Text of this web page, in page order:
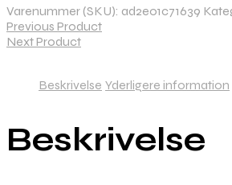
Varenummer (SKU): ad2e01c71639
Previous Product
Next Product
Beskrivelse Yderligere information
Beskrivelse